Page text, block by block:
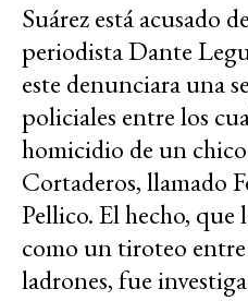
Suárez está acusado
periodista Dante
este denunciara una
policiales entre los
homicidio de un
Cortaderos, llamado
Pellico. El hecho, que
como un tiroteo
ladrones, fue